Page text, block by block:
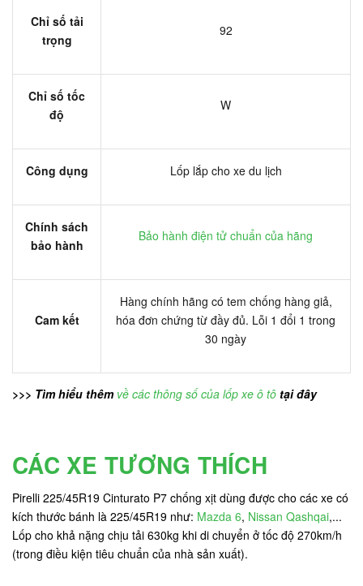
Chỉ số tải
trọng
92
Chỉ số tốc
độ
W
Công dụng Lốp lắp cho xe du lịch
Chính sách
bảo hành
Bảo hành điện tử chuẩn của hãng
Cam kết
Hàng chính hãng có tem chống hàng giả,
hóa đơn chứng từ đầy đủ. Lỗi 1 đổi 1 trong
30 ngày
>>> Tìm hiểu thêm về các thông số của lốp xe ô tô tại đây
CÁC XE TƯƠNG THÍCH
Pirelli 225/45R19 Cinturato P7 chống xịt dùng được cho các xe có
kích thước bánh là 225/45R19 như: Mazda 6, Nissan Qashqai,...
Lốp cho khả nặng chịu tải 630kg khi di chuyển ở tốc độ 270km/h
(trong điều kiện tiêu chuẩn của nhà sản xuất).